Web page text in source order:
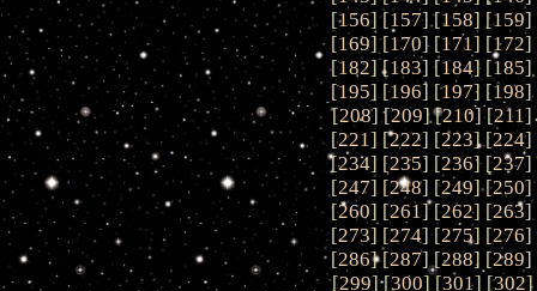
[156] [157] [158] [159]
[169] [170] [171] [172]
[182] [183] [184] [185]
[195] [196] [197] [198]
[208] [209] [210] [211]
[221] [222] [223] [224]
[234] [235] [236] [237]
[247] [248] [249] [250]
[260] [261] [262] [263]
[273] [274] [275] [276]
[286] [287] [288] [289]
[299] [300] [301] [302]